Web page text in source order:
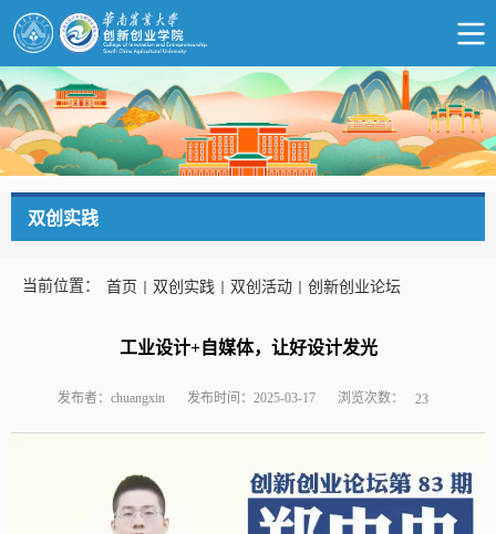
双创实践
当前位置： 首页 双创实践 双创活动 创新创业论坛
工业设计+自媒体，让好设计发光
发布者：chuangxin 发布时间：2025-03-17 浏览次数： 23